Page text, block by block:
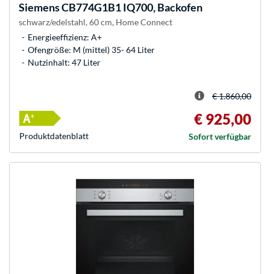
SiemensCB774G1B1 IQ700, Backofen
schwarz/edelstahl, 60 cm, Home Connect
Energieeffizienz: A+
Ofengröße: M (mittel) 35- 64 Liter
Nutzinhalt: 47 Liter
€ 1.860,00
€ 925,00
Sofort verfügbar
Produkt­datenblatt